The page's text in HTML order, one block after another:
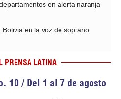
en alerta naranja
Bolivia en la voz de soprano
PRENSA LATINA
10 / Del 1 al 7 de agosto